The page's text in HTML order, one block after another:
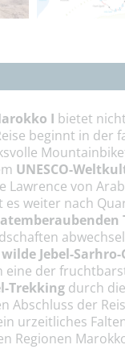
I bietet
beginnt in der
UNESCO-
Lawrence von
es weiter nach
atemberaubenden
wilde Jebel-
der
Trekking durch
Abschluss der
urzeitliches
Regionen